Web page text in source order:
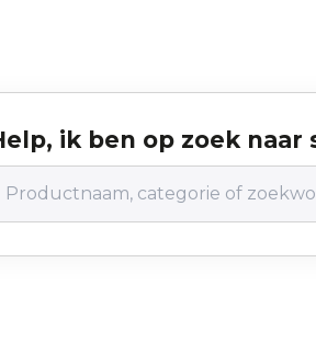
ik ben op zoek naar